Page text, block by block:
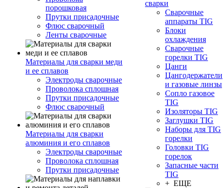
порошковая
Прутки присадочные
Флюс сварочный
Ленты сварочные
Материалы для сварки меди
и ее сплавов
Электроды сварочные
Проволока сплошная
Прутки присадочные
Флюс сварочный
Материалы для сварки
алюминия и его сплавов
Электроды сварочные
Проволока сплошная
Прутки присадочные
сварки
Сварочные
аппараты TIG
Блоки
охлаждения
Сварочные
горелки TIG
Цанги
Цангодержатели
и газовые линзы
Сопло газовое
TIG
Изоляторы TIG
Заглушки TIG
Наборы для TIG
горелки
Головки TIG
горелок
Запасные части
TIG
+ ЕЩЕ